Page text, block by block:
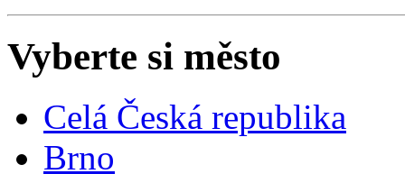
Vyberte si město
Celá Česká republika
Brno